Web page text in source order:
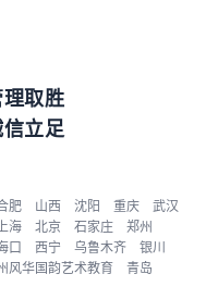
取胜
立足
肥 山西 沈阳 重庆
武汉
海 北京 石家庄
郑州
口 西宁 乌鲁木齐
银川
风华国韵艺术教育
青岛